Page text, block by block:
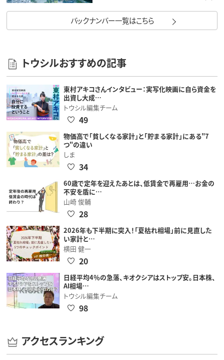
バックナンバー一覧はこちら
トウシルおすすめの記事
東村アキコさんインタビュー：実写化映画に自ら資金を
出資し大成…
トウシル編集チーム
49
物価高で「貧しくなる家計」と「貯まる家計」にある"7
つ"の違い
しま
34
60歳で定年を迎えたあとは、低賃金で再雇用…お金の
不安を盾に…
山崎 俊輔
28
2026年も下半期に突入！「夏枯れ相場」前に見直した
い家計と…
横田 健一
20
日経平均4％の急落、キオクシアはストップ安。日本株、
AI相場…
トウシル編集チーム
98
アクセスランキング